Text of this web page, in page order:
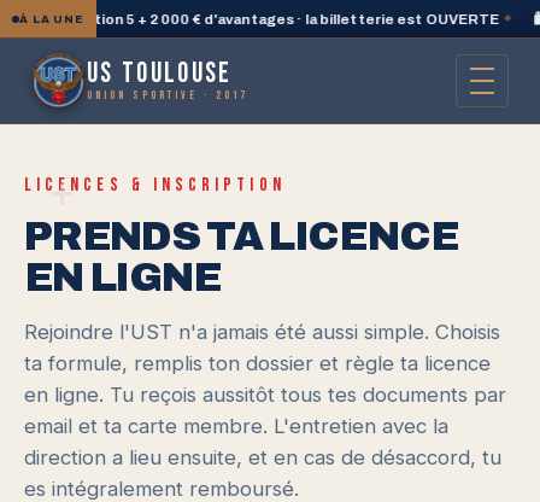
À LA UNE
PlayStation 5 + 2 000 € d'avantages · la billetterie est OUVERTE ◆ 🛍️
US TOULOUSE
UNION SPORTIVE · 2017
+
LICENCES & INSCRIPTION
PRENDS TA LICENCE
EN LIGNE
Rejoindre l'UST n'a jamais été aussi simple. Choisis
ta formule, remplis ton dossier et règle ta licence
en ligne. Tu reçois aussitôt tous tes documents par
email et ta carte membre. L'entretien avec la
direction a lieu ensuite, et en cas de désaccord, tu
es intégralement remboursé.